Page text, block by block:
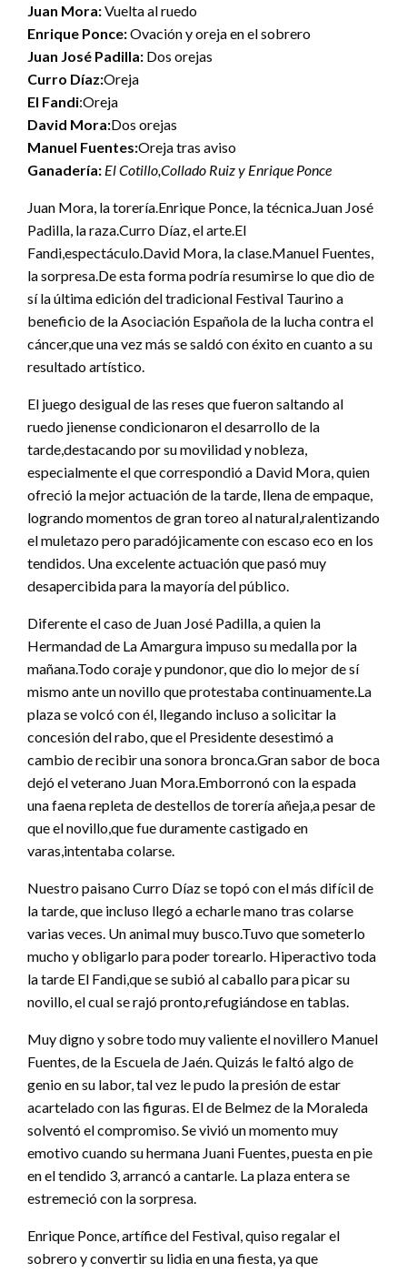
Juan Mora:Vuelta al ruedo
Enrique Ponce:Ovación y oreja en el sobrero
Juan José Padilla: Dos orejas
Curro Díaz:Oreja
El Fandi:Oreja
David Mora:Dos orejas
Manuel Fuentes:Oreja tras aviso
Ganadería: El Cotillo,Collado Ruiz y Enrique Ponce
Juan Mora, la torería.Enrique Ponce, la técnica.Juan José
Padilla, la raza.Curro Díaz, el arte.El
Fandi,espectáculo.David Mora, la clase.Manuel Fuentes,
la sorpresa.De esta forma podría resumirse lo que dio de
sí la última edición del tradicional Festival Taurino a
beneficio de la Asociación Española de la lucha contra el
cáncer,que una vez más se saldó con éxito en cuanto a su
resultado artístico.
El juego desigual de las reses que fueron saltando al
ruedo jienense condicionaron el desarrollo de la
tarde,destacando por su movilidad y nobleza,
especialmente el que correspondió a David Mora, quien
ofreció la mejor actuación de la tarde, llena de empaque,
logrando momentos de gran toreo al natural,ralentizando
el muletazo pero paradójicamente con escaso eco en los
tendidos. Una excelente actuación que pasó muy
desapercibida para la mayoría del público.
Diferente el caso de Juan José Padilla, a quien la
Hermandad de La Amargura impuso su medalla por la
mañana.Todo coraje y pundonor, que dio lo mejor de sí
mismo ante un novillo que protestaba continuamente.La
plaza se volcó con él, llegando incluso a solicitar la
concesión del rabo, que el Presidente desestimó a
cambio de recibir una sonora bronca.Gran sabor de boca
dejó el veterano Juan Mora.Emborronó con la espada
una faena repleta de destellos de torería añeja,a pesar de
que el novillo,que fue duramente castigado en
varas,intentaba colarse.
Nuestro paisano Curro Díaz se topó con el más difícil de
la tarde, que incluso llegó a echarle mano tras colarse
varias veces. Un animal muy busco.Tuvo que someterlo
mucho y obligarlo para poder torearlo. Hiperactivo toda
la tarde El Fandi,que se subió al caballo para picar su
novillo, el cual se rajó pronto,refugiándose en tablas.
Muy digno y sobre todo muy valiente el novillero Manuel
Fuentes, de la Escuela de Jaén. Quizás le faltó algo de
genio en su labor, tal vez le pudo la presión de estar
acartelado con las figuras. El de Belmez de la Moraleda
solventó el compromiso. Se vivió un momento muy
emotivo cuando su hermana Juani Fuentes, puesta en pie
en el tendido 3, arrancó a cantarle. La plaza entera se
estremeció con la sorpresa.
Enrique Ponce, artífice del Festival, quiso regalar el
sobrero y convertir su lidia en una fiesta, ya que